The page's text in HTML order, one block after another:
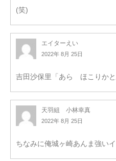
(笑)
エイターえい
2022年 8月 25日
吉田沙保里「あら ほこりかと
天羽組 小林幸真
2022年 8月 25日
ちなみに俺城ヶ崎あんま強い